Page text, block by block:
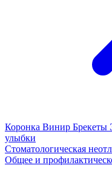
Коронка Винир Брекеты
улыбки
Стоматологическая
Общее и